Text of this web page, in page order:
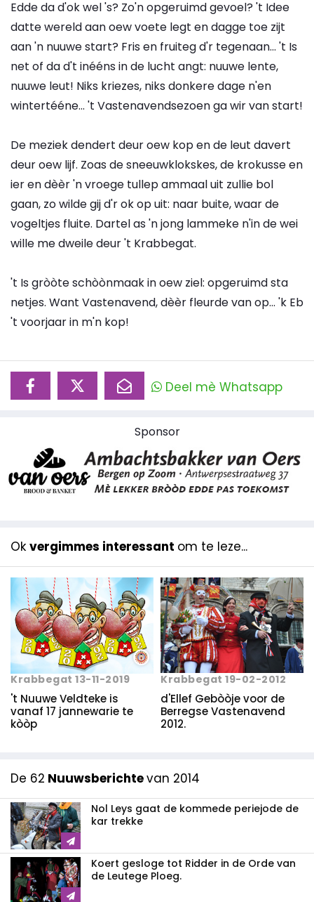
Edde da d'ok wel 's? Zo'n opgeruimd gevoel? 't Idee
datte wereld aan oew voete legt en dagge toe zijt
aan 'n nuuwe start? Fris en fruiteg d'r tegenaan... 't Is
net of da d't inééns in de lucht angt: nuuwe lente,
nuuwe leut! Niks kriezes, niks donkere dage n'en
wintertééne... 't Vastenavendsezoen ga wir van start!
De meziek dendert deur oew kop en de leut davert
deur oew lijf. Zoas de sneeuwklokskes, de krokusse en
ier en dèèr 'n vroege tullep ammaal uit zullie bol
gaan, zo wilde gij d'r ok op uit: naar buite, waar de
vogeltjes fluite. Dartel as 'n jong lammeke n'in de wei
wille me dweile deur 't Krabbegat.
't Is gròòte schòònmaak in oew ziel: opgeruimd sta
netjes. Want Vastenavend, dèèr fleurde van op... 'k Eb
't voorjaar in m'n kop!
Deel mè Whatsapp
Sponsor
Ok vergimmes interessant om te leze...
Krabbegat 13-11-2019
't Nuuwe Veldteke is
vanaf 17 jannewarie te
kòòp
Krabbegat 19-02-2012
d'Ellef Gebòòje voor de
Berregse Vastenavend
2012.
De 62 Nuuwsberichtevan 2014
Nol Leys gaat de kommede periejode de
kar trekke
Koert gesloge tot Ridder in de Orde van
de Leutege Ploeg.